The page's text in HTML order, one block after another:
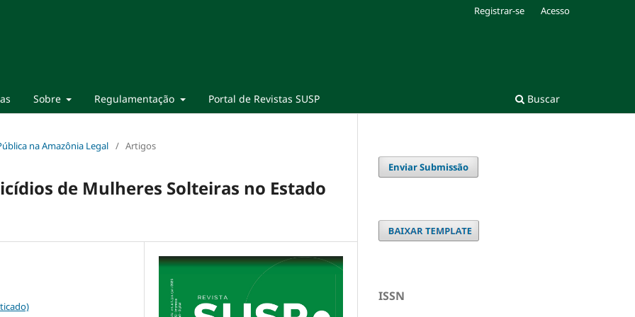
Sobre Regulamentação Portal de Revistas SUSP Buscar
Registrar-se Acesso
na Amazônia Legal / Artigos
de Mulheres Solteiras no Estado
Enviar Submissão
ISSN